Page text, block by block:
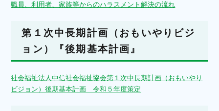
職員、利用者、家族等からのハラスメント解決の流れ
第１次中長期計画（おもいやりビジ
ョン）『後期基本計画』
社会福祉法人中信社会福祉協会第１次中長期計画（おもいやり
ビジョン）後期基本計画 令和５年度策定